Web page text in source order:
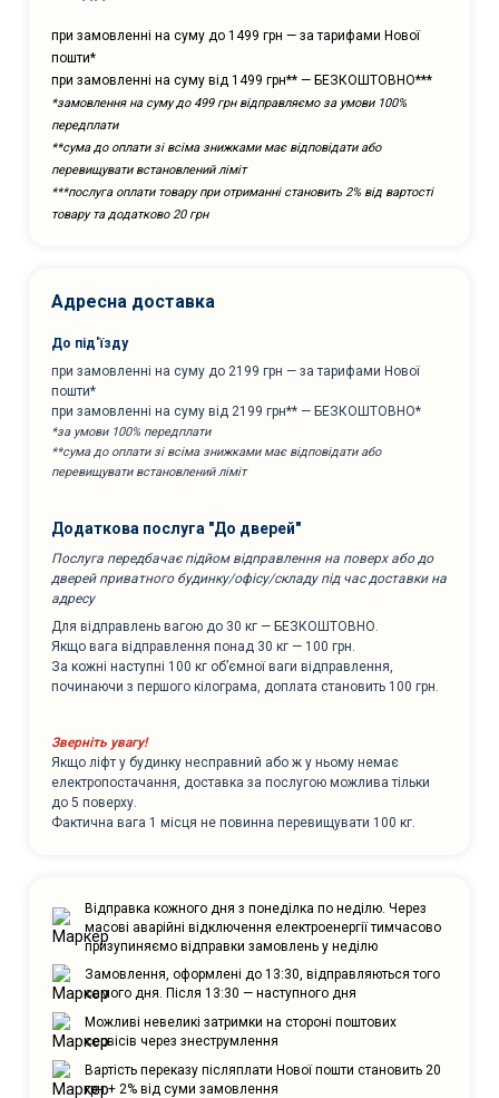
при замовленні на суму до 1499 грн — за тарифами Нової
пошти*
при замовленні на суму від 1499 грн** — БЕЗКОШТОВНО***
*замовлення на суму до 499 грн відправляємо за умови 100%
передплати
**сума до оплати зі всіма знижками має відповідати або
перевищувати встановлений ліміт
***послуга оплати товару при отриманні становить 2% від вартості
товару та додатково 20 грн
Адресна доставка
До під'їзду
при замовленні на суму до 2199 грн — за тарифами Нової
пошти*
при замовленні на суму від 2199 грн** — БЕЗКОШТОВНО*
*за умови 100% передплати
**сума до оплати зі всіма знижками має відповідати або
перевищувати встановлений ліміт
Додаткова послуга "До дверей"
Послуга передбачає підйом відправлення на поверх або до
дверей приватного будинку/офісу/складу під час доставки на
адресу
Для відправлень вагою до 30 кг — БЕЗКОШТОВНО.
Якщо вага відправлення понад 30 кг — 100 грн.
За кожні наступні 100 кг об’ємної ваги відправлення,
починаючи з першого кілограма, доплата становить 100 грн.
Зверніть увагу!
Якщо ліфт у будинку несправний або ж у ньому немає
електропостачання, доставка за послугою можлива тільки
до 5 поверху.
Фактична вага 1 місця не повинна перевищувати 100 кг.
Відправка кожного дня з понеділка по неділю. Через
масові аварійні відключення електроенергії тимчасово
призупиняємо відправки замовлень у неділю
Замовлення, оформлені до 13:30, відправляються того
самого дня. Після 13:30 — наступного дня
Можливі невеликі затримки на стороні поштових
сервісів через знеструмлення
Вартість переказу післяплати Нової пошти становить 20
грн + 2% від суми замовлення